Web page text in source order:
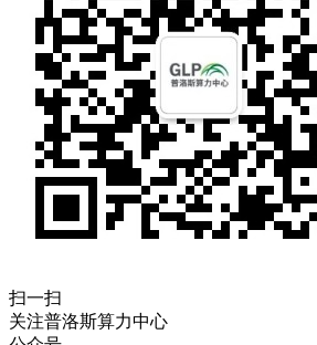
扫一扫
关注普洛斯算力中心